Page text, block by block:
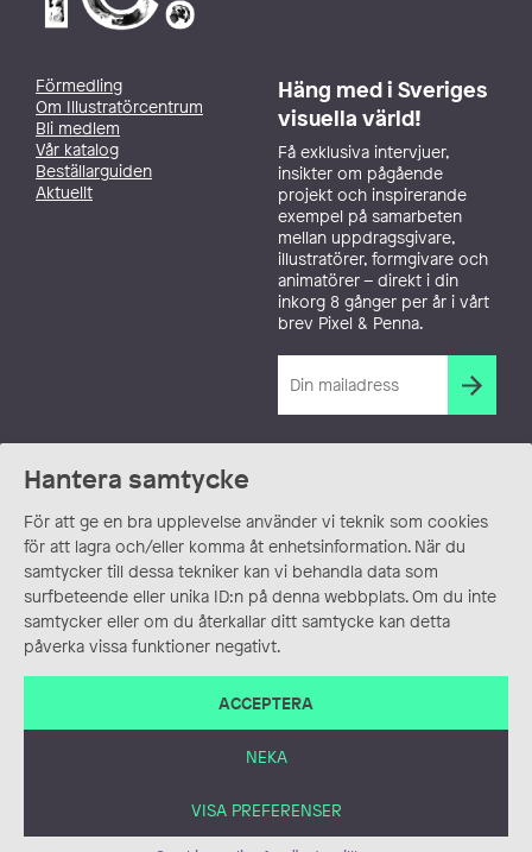
Hantera samtycke
För att ge en bra upplevelse använder vi teknik som cookies
för att lagra och/eller komma åt enhetsinformation. När du
samtycker till dessa tekniker kan vi behandla data som
surfbeteende eller unika ID:n på denna webbplats. Om du inte
samtycker eller om du återkallar ditt samtycke kan detta
påverka vissa funktioner negativt.
ACCEPTERA
NEKA
VISA PREFERENSER
Förmedling
Om Illustratörcentrum
Bli medlem
Vår katalog
Beställarguiden
Aktuellt
Häng med i Sveriges
visuella värld!
Få exklusiva intervjuer,
insikter om pågående
projekt och inspirerande
exempel på samarbeten
mellan uppdragsgivare,
illustratörer, formgivare och
animatörer – direkt i din
inkorg 8 gånger per år i vårt
brev Pixel & Penna.